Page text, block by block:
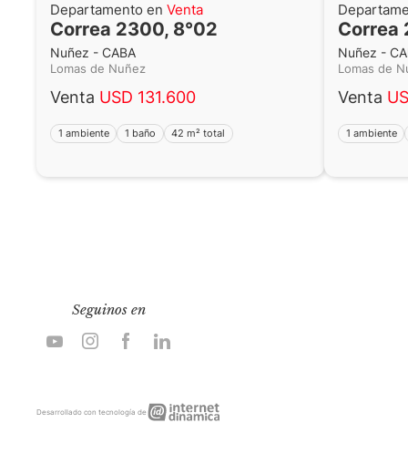
Departamento en Venta
Correa 2300, 8°02
Nuñez - CABA
Lomas de Nuñez
Venta USD 131.600
1 ambiente 1 baño 42 m² total
Correa
Nuñez -
Lomas de
Venta
1 ambiente
Seguinos en
Desarrollado con tecnología deInternet
Dinámica